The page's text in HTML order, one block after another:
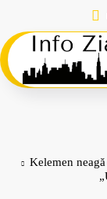
conținut
Kelemen